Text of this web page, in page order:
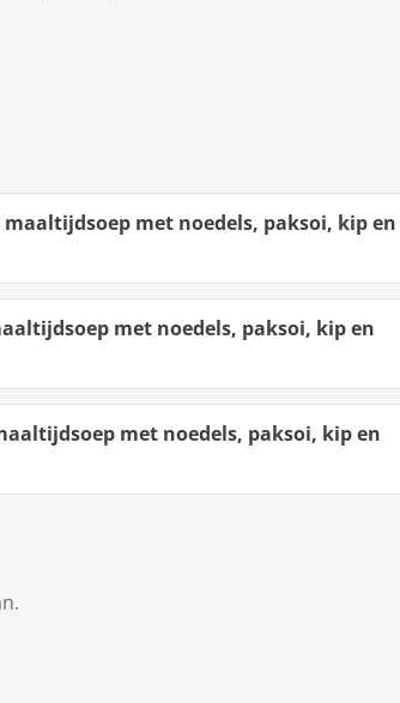
met noedels, paksoi, kip en
met noedels, paksoi, kip en
met noedels, paksoi, kip en